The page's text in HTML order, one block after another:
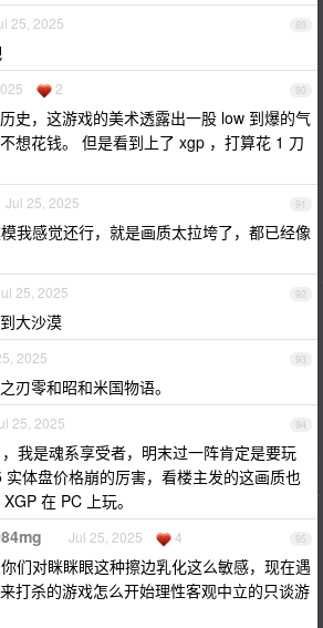
89
25, 2025
90
2
史，这游戏的美术透露出一股 low 到爆的气
想花钱。 但是看到上了 xgp ，打算花 1 刀
91
Jul 25, 2025
我感觉还行，就是画质太拉垮了，都已经像
92
25, 2025
大沙漠
93
2025
刃零和昭和米国物语。
94
25, 2025
我是魂系享受者，明末过一阵肯定是要玩
实体盘价格崩的厉害，看楼主发的这画质也
在 PC 上玩。
95
Jul 25, 2025 4
们对眯眯眼这种擦边乳化这么敏感，现在遇
打杀的游戏怎么开始理性客观中立的只谈游